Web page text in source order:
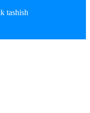
tashish